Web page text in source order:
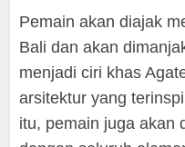
Pemain akan diajak
Bali dan akan
menjadi ciri khas
arsitektur yang
itu, pemain juga akan